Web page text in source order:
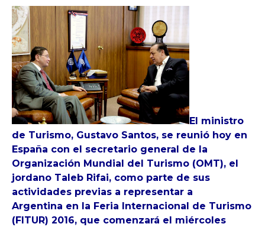
El ministro
de Turismo, Gustavo Santos, se reunió hoy en
España con el secretario general de la
Organización Mundial del Turismo (OMT), el
jordano Taleb Rifai, como parte de sus
actividades previas a representar a
Argentina en la Feria Internacional de Turismo
(FITUR) 2016, que comenzará el miércoles